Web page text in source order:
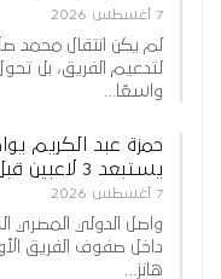
7 أغسطس 2026
لم يكن انتقال محمد
لتدعيم الفريق، بل
واسعًا…
حمزة عبد الكريم
يستبعد 3 لاعبين قبل…
7 أغسطس 2026
واصل الدولي المصري
داخل صفوف الفريق
هانز…